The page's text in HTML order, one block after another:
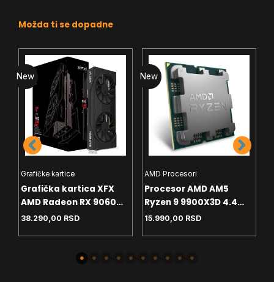
Možda ti se dopadne
New
Grafičke kartice
Grafička kartica XFX
AMD Radeon RX 9060
8GB SWFT Gaming
38.290,00 RSD
New
AMD Procesori
Procesor AMD AM5
Ryzen 9 9900X3D 4.4
GHz Tray
15.990,00 RSD